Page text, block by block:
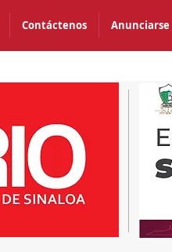
Contáctenos Anunciarse